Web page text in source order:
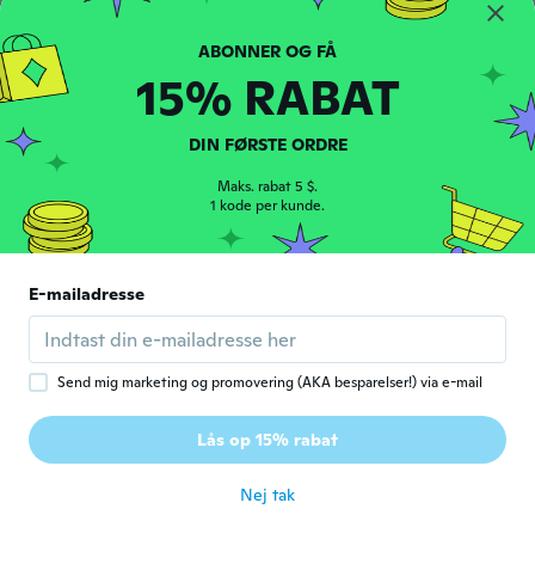
for ca. 4 år siden
W Werner
Tilmeldt 2014 · 45 anmeldelser · 1 overførsler
Die grösse vom kragen zum schnitt des
james
for ca. 4 år siden
E Ernst
Tilmeldt 2018 anmeldelser
It's was beautiful shirt; but the size was too
15% RABAT
DIN FØRSTE ORDRE
Maks. rabat 5 $.
1 kode per kunde.
E-mailadresse
Send mig marketing og promovering (AKA besparelser!) via e-mail
Lås op 15% rabat
Nej tak